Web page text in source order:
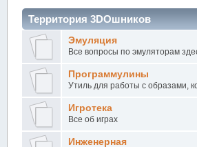
Территория 3DOшников
Эмуляция
Все вопросы по эмуляторам
Программулины
Утиль для работы с образами,
Игротека
Все об играх
Инженерная